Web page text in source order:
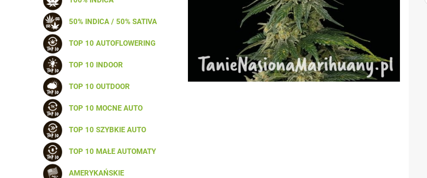
50% INDICA / 50% SATIVA
TOP 10 AUTOFLOWERING
TOP 10 INDOOR
TOP 10 OUTDOOR
TOP 10 MOCNE AUTO
TOP 10 SZYBKIE AUTO
TOP 10 MAŁE AUTOMATY
AMERYKAŃSKIE